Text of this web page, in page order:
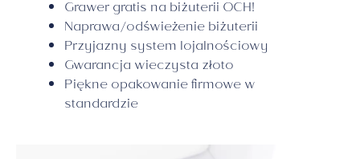
Grawer gratis na biżuterii OCH!
Naprawa/odświeżenie biżuterii
Przyjazny system lojalnościowy
Gwarancja wieczysta złoto
Piękne opakowanie firmowe w
standardzie